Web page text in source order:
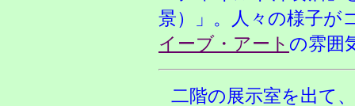
景）」。人々の様子が
イーブ・アート の雰囲
二階の展示室を出て